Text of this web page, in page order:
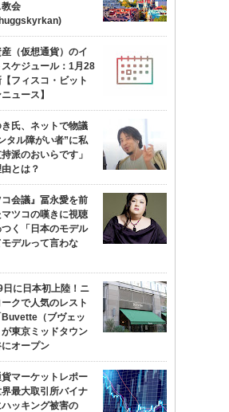
教会
（仮想通貨）のイ
ケジュール：1月28
【フィスコ・ビット
ュース】
氏、ネットで物議
タル障がい者”に私
派のおいらです」
とは？
コ会議』冨永愛を前
マツコの嘆きに視聴
く「日本のモデル
デルって言わな
日に日本初上陸！ニ
クで人気のレスト
Buvette（ブヴェッ
が東京ミッドタウン
にオープン
マーケットレポー
界最大取引所バイナ
ッキング被害の